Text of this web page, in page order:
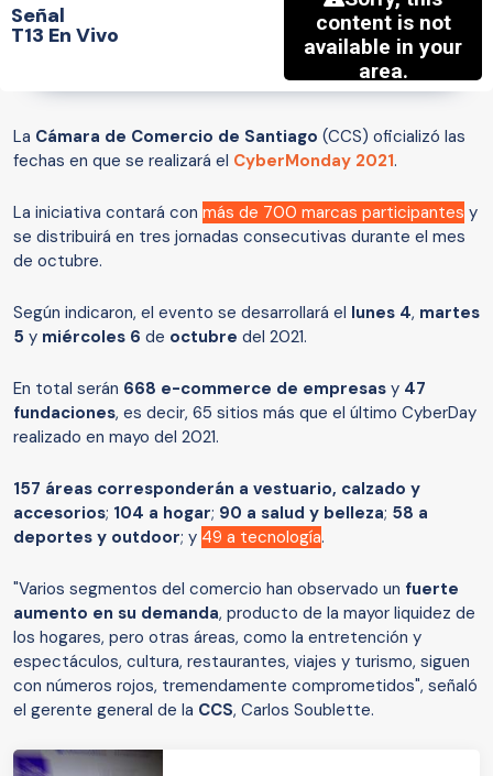
Señal
T13 En Vivo
La Cámara de Comercio de Santiago (CCS) oficializó las
fechas en que se realizará el CyberMonday 2021.
La iniciativa contará con más de 700 marcas participantes y
se distribuirá en tres jornadas consecutivas durante el mes
de octubre.
Según indicaron, el evento se desarrollará el lunes 4, martes
5 y miércoles 6 de octubre del 2021.
En total serán 668 e-commerce de empresas y 47
fundaciones, es decir, 65 sitios más que el último CyberDay
realizado en mayo del 2021.
157 áreas corresponderán a vestuario, calzado y
accesorios; 104 a hogar; 90 a salud y belleza; 58 a
deportes y outdoor; y 49 a tecnología.
"Varios segmentos del comercio han observado un fuerte
aumento en su demanda, producto de la mayor liquidez de
los hogares, pero otras áreas, como la entretención y
espectáculos, cultura, restaurantes, viajes y turismo, siguen
con números rojos, tremendamente comprometidos", señaló
el gerente general de la CCS, Carlos Soublette.